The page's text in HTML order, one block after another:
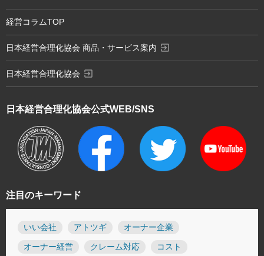
注目のキーワード
いい会社 アトツギ オーナー企業
オーナー経営 クレーム対応 コスト
日本経営合理化協会公式WEB/SNS
経営コラムTOP
日本経営合理化協会 商品・サービス案内 exit_to_app
日本経営合理化協会 exit_to_app